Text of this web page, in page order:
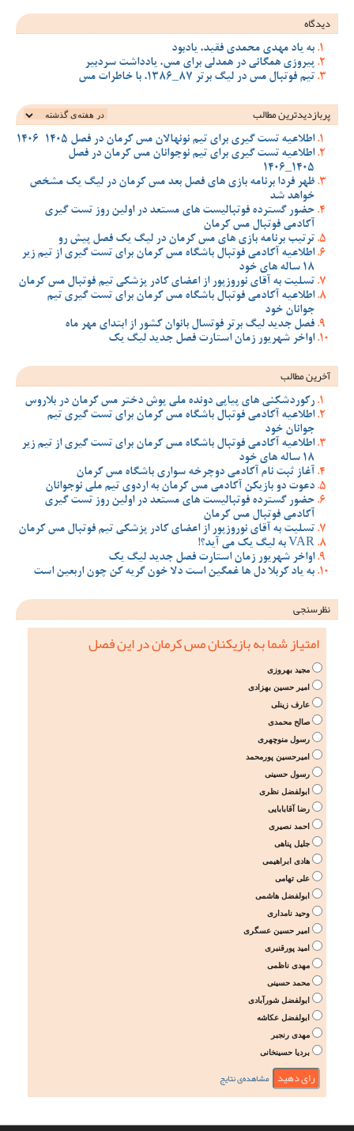
دیدگاه
به یاد مهدی محمدی فقید، یادبود
پیروزی همگانی در همدلی برای مس، یادداشت سردبیر
تیم فوتبال مس در لیگ برتر 87_1386، با خاطرات مس
پربازدیدترین‌ مطالب
اطلاعیه تست گیری برای تیم نونهالان مس کرمان در فصل 1405-1406
اطلاعیه تست گیری برای تیم نوجوانان مس کرمان در فصل
1405_1406
ظهر فردا برنامه بازی های فصل بعد مس کرمان در لیگ یک مشخص
خواهد شد
حضور گسترده فوتبالیست های مستعد در اولین روز تست گیری
آکادمی فوتبال مس کرمان
ترتیب برنامه بازی های مس کرمان در لیگ یک فصل پیش رو
اطلاعیه آکادمی فوتبال باشگاه مس کرمان برای تست گیری از تیم زیر
18 ساله های خود
تسلیت به آقای نوروزپور از اعضای کادر پزشکی تیم فوتبال مس کرمان
اطلاعیه آکادمی فوتبال باشگاه مس کرمان برای تست گیری تیم
جوانان خود
فصل جدید لیگ برتر فوتسال بانوان کشور از ابتدای مهر ماه
اواخر شهریور زمان استارت فصل جدید لیگ یک
آخرین مطالب
رکوردشکنی های پیاپی دونده ملی پوش دختر مس کرمان در بلاروس
اطلاعیه آکادمی فوتبال باشگاه مس کرمان برای تست گیری تیم
جوانان خود
اطلاعیه آکادمی فوتبال باشگاه مس کرمان برای تست گیری از تیم زیر
18 ساله های خود
آغاز ثبت نام آکادمی دوچرخه سواری باشگاه مس کرمان
دعوت دو بازیکن آکادمی مس کرمان به اردوی تیم ملی نوجوانان
حضور گسترده فوتبالیست های مستعد در اولین روز تست گیری
آکادمی فوتبال مس کرمان
تسلیت به آقای نوروزپور از اعضای کادر پزشکی تیم فوتبال مس کرمان
VAR به لیگ یک می آید؟!
اواخر شهریور زمان استارت فصل جدید لیگ یک
به یاد کربلا دل ها غمگین است دلا خون گریه کن چون اربعین است
نظرسنجی
امتیاز شما به بازیکنان مس کرمان در این فصل
مجید بهروزی
امیر حسین بهزادی
عارف زینلی
صالح محمدی
رسول منوچهری
امیرحسین پورمحمد
رسول حسینی
ابولفضل نظری
رضا آقابابایی
احمد نصیری
جلیل پناهی
هادی ابراهیمی
علی تهامی
ابولفضل هاشمی
وحید نامداری
امیر حسین عسگری
امید پورقنبری
مهدی ناظمی
محمد حسینی
ابولفضل شورآبادی
ابولفضل عکاشه
مهدی رنجبر
بردیا حسینخانی
مشاهده‌ی نتایج